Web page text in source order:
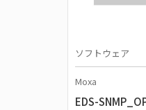
ソフトウェア
Moxa
EDS-